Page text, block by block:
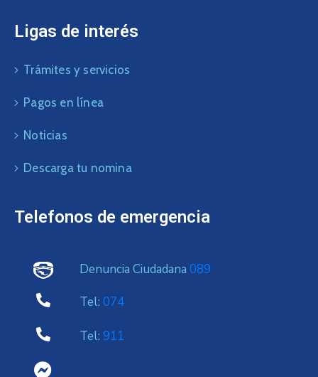
Ligas de interés
Trámites y servicios
Pagos en línea
Noticias
Descarga tu nomina
Telefonos de emergencia
Denuncia Ciudadana 089
Tel: 074
Tel: 911